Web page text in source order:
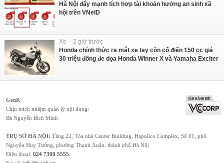
Hà Nội đẩy mạnh tích hợp tài khoản hưởng an sinh xã
hội trên VNeID
Xe - 2 giờ trước
Honda chính thức ra mắt xe tay côn cổ điển 150 cc giá
30 triệu đồng đe dọa Honda Winner X và Yamaha Exciter
GenK
Chịu trách nhiệm quản lý nội dung:
Bà Nguyễn Bích Minh
TRỤ SỞ HÀ NỘI: Tầng 22, Tòa nhà Center Building, Hapulico Complex, Số 01, phố
Nguyễn Huy Tưởng, phường Thanh Xuân, thành phố Hà Nội
Điện thoại: 024 7309 5555